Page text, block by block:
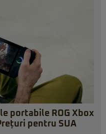
portabile ROG Xbox
pentru SUA